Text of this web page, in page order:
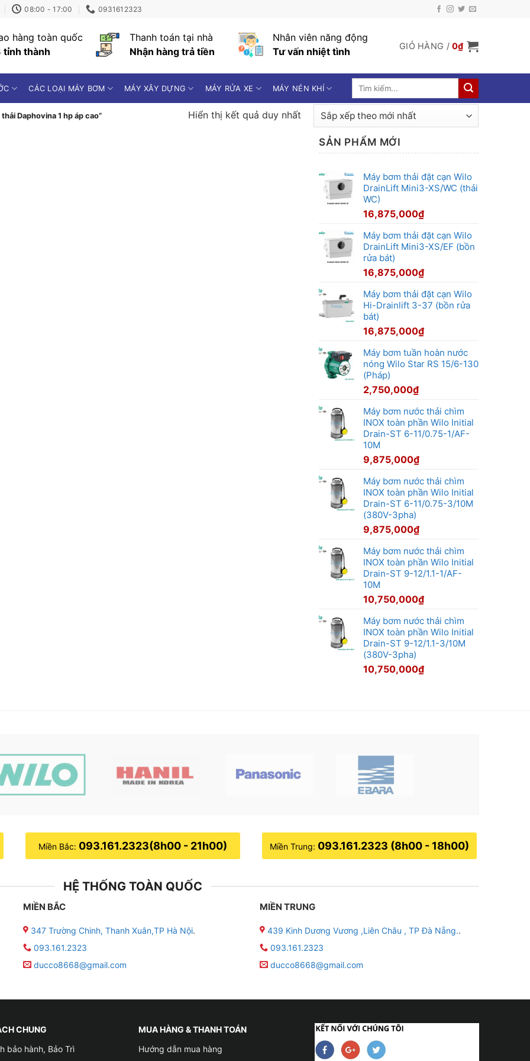
08:00 - 17:00 0931612323
hàng toàn quốc
tỉnh thành
Thanh toán tại nhà
Nhận hàng trả tiền
Nhân viên năng động
Tư vấn nhiệt tình
GIỎ HÀNG /0₫
CÁC LOẠI MÁY BƠM MÁY XÂY DỰNG MÁY RỬA XE MÁY NÉN KHÍ
Tìm
Daphovina 1 hp áp cao” Hiển thị kết quả duy nhất
SẢN PHẨM MỚI
Máy bơm thải đặt cạn Wilo
DrainLift Mini3-XS/WC (thải
WC)
16,875,000₫
Máy bơm thải đặt cạn Wilo
DrainLift Mini3-XS/EF (bồn
rửa bát)
16,875,000₫
Máy bơm thải đặt cạn Wilo
Hi-Drainlift 3-37 (bồn rửa
bát)
16,875,000₫
Máy bơm tuần hoàn nước
nóng Wilo Star RS 15/6-130
(Pháp)
2,750,000₫
Máy bơm nước thải chìm
INOX toàn phần Wilo Initial
Drain-ST 6-11/0.75-1/AF-
10M
9,875,000₫
Máy bơm nước thải chìm
INOX toàn phần Wilo Initial
Drain-ST 6-11/0.75-3/10M
(380V-3pha)
9,875,000₫
Máy bơm nước thải chìm
INOX toàn phần Wilo Initial
Drain-ST 9-12/1.1-1/AF-
10M
10,750,000₫
Máy bơm nước thải chìm
INOX toàn phần Wilo Initial
Drain-ST 9-12/1.1-3/10M
(380V-3pha)
10,750,000₫
Miền Bắc: 093.161.2323(8h00 - 21h00) Miền Trung: 093.161.2323 (8h00 - 18h00)
HỆ THỐNG TOÀN QUỐC
MIỀN BẮC
347 Trường Chinh, Thanh Xuân,TP Hà Nội.
093.161.2323
ducco8668@gmail.com
MIỀN TRUNG
439 Kinh Dương Vương ,Liên Châu , TP Đà Nẵng..
093.161.2323
ducco8668@gmail.com
CHUNG
bảo hành, Bảo Trì
MUA HÀNG & THANH TOÁN
Hướng dẫn mua hàng